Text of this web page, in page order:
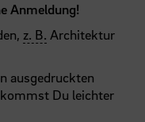
Anmeldung!
z. B. Architektur
ausgedruckten
Du leichter